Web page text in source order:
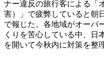
ナー違反の旅行客による「
害）」で疲弊していると朝
で報じた。各地域がオーバ
くりを苦心している中、日
を開いて今秋内に対策を整